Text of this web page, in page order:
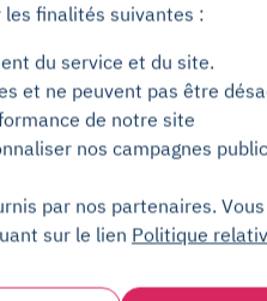
Aragon ou à proximité ? Pour
parking, une solution de
avec Yespark ! Nous
gratuite de 2 jours, une
une ouverture avec
les finalités suivantes :
du service et du site.
et ne peuvent pas être
de notre site
nos campagnes
par nos partenaires.
sur le lien Politique